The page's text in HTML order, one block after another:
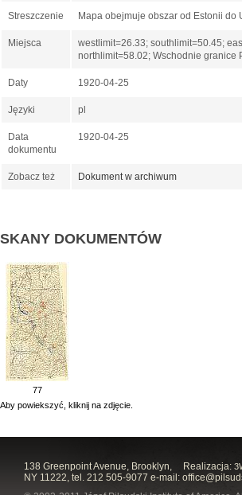
Streszczenie Mapa obejmuje obszar od Estonii do
Miejsca
westlimit=26.33; southlimit=50.45;
northlimit=58.02; Wschodnie granice
Daty 1920-04-25
Języki pl
Data
dokumentu
1920-04-25
Zobacz też Dokument w archiwum
SKANY DOKUMENTÓW
77
Aby powiekszyć, kliknij na zdjęcie.
Realizacja:
138 Greenpoint Avenue, Brooklyn,
NY 11222, tel. 212 505-9077 e-mail: